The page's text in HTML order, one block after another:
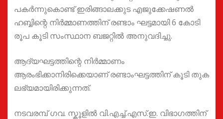
പകർന്നുകൊണ്ട് ഇരിങ്ങാലക്കുട എജുക്കേഷണൽ
ഹബ്ബിന്റെ നിർമ്മാണത്തിന് രണ്ടാം ഘട്ടമായി 6 കോടി
രൂപ കൂടി സംസ്ഥാന ബജറ്റിൽ അനുവദിച്ചു.
ആദ്യഘട്ടത്തിന്റെ നിർമ്മാണം
ആരംഭിക്കാനിരിക്കെയാണ് രണ്ടാംഘട്ടത്തിന് കൂടി തുക
ലഭ്യമായിരിക്കുന്നത്.
നടവരമ്പ് ഗവ. സ്കൂളിൽ വി.എച്ച്.എസ്.ഇ. വിഭാഗത്തിന്